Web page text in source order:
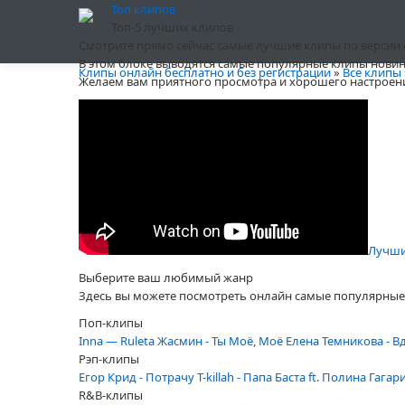
Топ клипов
В этом блоке выводятся самые популярные клипы
Желаем вам приятного просмотра и хорошего
Выберите ваш любимый жанр
Здесь вы можете посмотреть онлайн самые
Поп-клипы
Inna — RuletaЖасмин - Ты Моё, Моё Елена Темникова -
Рэп-клипы
Егор Крид - ПотрачуT-killah - Папа Баста ft. Полина
R&B-клипы
Клипы онлайн бесплатно и без регистрации»Все клипы